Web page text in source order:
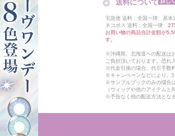
送料について
宅急便 送料：全国一律 基本
ネコポス 送料：全国一律
お買い物の商品合計金額が
す。
※沖縄県、北海道への配送は
ご負担頂いております。恐れ
※代金引換の場合、代引手数
※キャンペーンなどにより、
※サンプルブックのみの場合
（ウィッグや他のアイテムと
※予告なく他の配送方法とな